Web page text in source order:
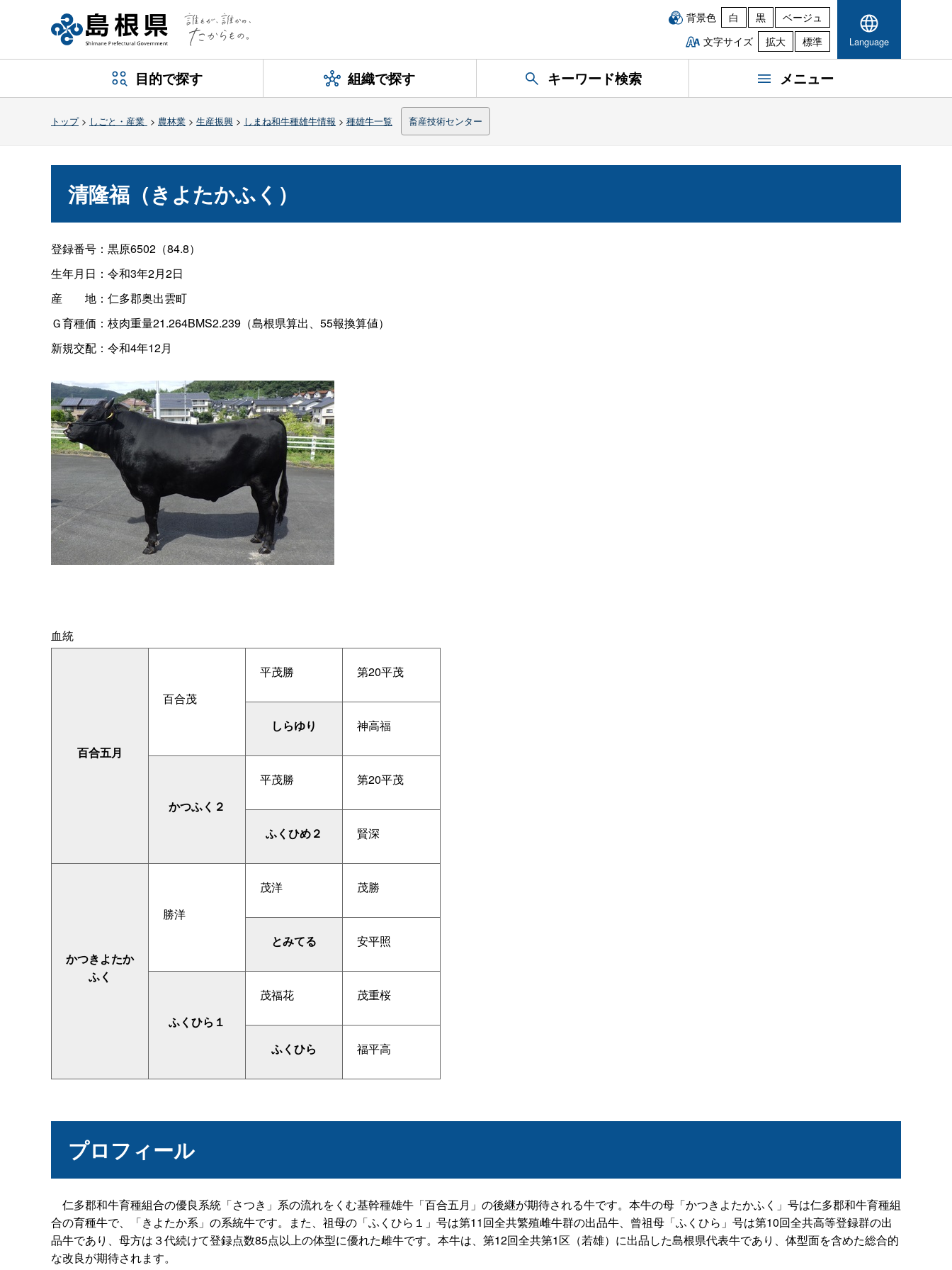
背景色 白 黒
ベージュ
文字サイズ
拡大 標準 Language
目的で探す 組織で探す キーワード検索 メニュー
トップ> しごと・産業 > 農林業 > 生産振興 > しまね和牛種雄牛情報 > 種雄牛一覧 畜産技術センター
清隆福（きよたかふく）
登録番号：黒原6502（84.8）
生年月日：令和3年2月2日
産 地：仁多郡奥出雲町
Ｇ育種価：枝肉重量21.264BMS2.239（島根県算出、55報換算値）
新規交配：令和4年12月
血統
百合五月
百合茂
平茂勝 第20平茂
しらゆり 神高福
かつふく２
平茂勝 第20平茂
ふくひめ２ 賢深
かつきよたか
ふく
勝洋
茂洋 茂勝
とみてる 安平照
ふくひら１
茂福花 茂重桜
ふくひら 福平高
プロフィール
仁多郡和牛育種組合の優良系統「さつき」系の流れをくむ基幹種雄牛「百合五月」の後継が期待される牛です。本牛の母「かつきよたかふく」号は仁多郡和牛育種組
合の育種牛で、「きよたか系」の系統牛です。また、祖母の「ふくひら１」号は第11回全共繁殖雌牛群の出品牛、曾祖母「ふくひら」号は第10回全共高等登録群の出
品牛であり、母方は３代続けて登録点数85点以上の体型に優れた雌牛です。本牛は、第12回全共第1区（若雄）に出品した島根県代表牛であり、体型面を含めた総合的
な改良が期待されます。